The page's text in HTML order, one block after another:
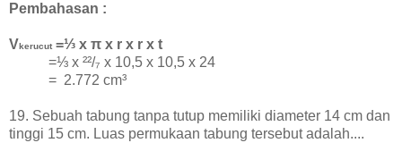
Pembahasan :
Vkerucut =⅓ x π x r x r x t
=⅓ x ²²/₇ x 10,5 x 10,5 x 24
= 2.772 cm³
19. Sebuah tabung tanpa tutup memiliki diameter 14 cm dan
tinggi 15 cm. Luas permukaan tabung tersebut adalah....